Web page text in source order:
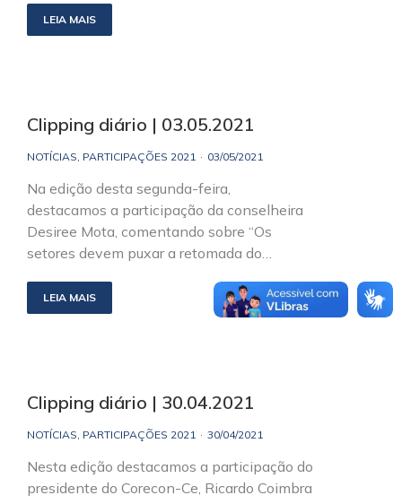
LEIA MAIS
Clipping diário | 03.05.2021
NOTÍCIAS, PARTICIPAÇÕES 2021 03/05/2021
Na edição desta segunda-feira,
destacamos a participação da conselheira
Desiree Mota, comentando sobre “Os
setores devem puxar a retomada do…
LEIA MAIS
Clipping diário | 30.04.2021
NOTÍCIAS, PARTICIPAÇÕES 2021 30/04/2021
Nesta edição destacamos a participação do
presidente do Corecon-Ce, Ricardo Coimbra